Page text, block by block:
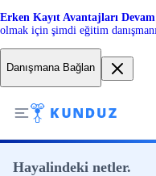
Erken Kayıt Avantajları
olmak için şimdi eğitim
Danışmana Bağlan
Hayalindeki netler.